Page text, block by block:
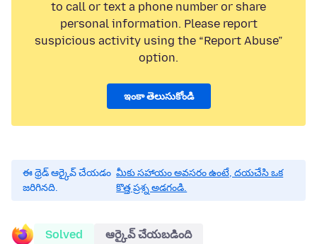
to call or text a phone number or share
personal information. Please report
suspicious activity using the “Report Abuse”
option.
ఇంకా తెలుసుకోండి
ఈ థ్రెడ్ ఆర్కైవ్ చేయడం
జరిగినది.
మీకు సహాయం అవసరం ఉంటే, దయచేసి ఒక
కొత్త ప్రశ్న అడగండి.
Solved ఆర్కైవ్ చేయబడింది